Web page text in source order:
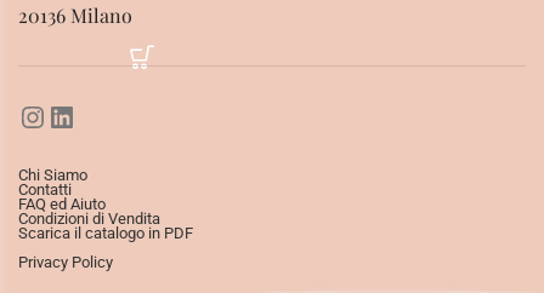
20136 Milano
Chi Siamo
Contatti
FAQ ed Aiuto
Condizioni di Vendita
Scarica il catalogo in PDF
Privacy Policy